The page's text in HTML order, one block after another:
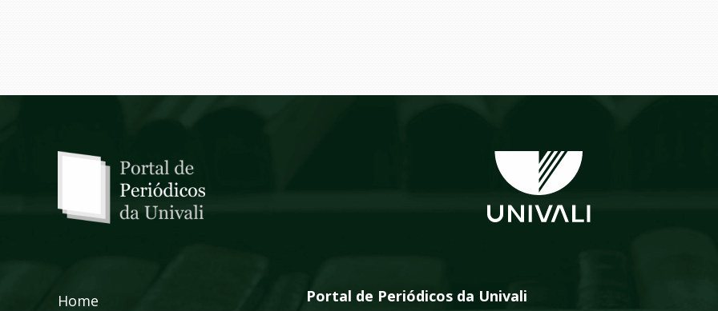
Home
Portal de Periódicos da Univali